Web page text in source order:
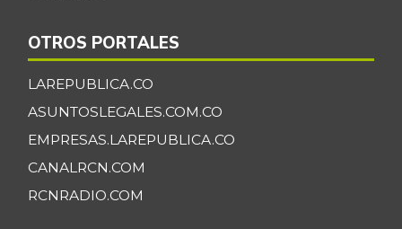
OTROS PORTALES
LAREPUBLICA.CO
ASUNTOSLEGALES.COM.CO
EMPRESAS.LAREPUBLICA.CO
CANALRCN.COM
RCNRADIO.COM